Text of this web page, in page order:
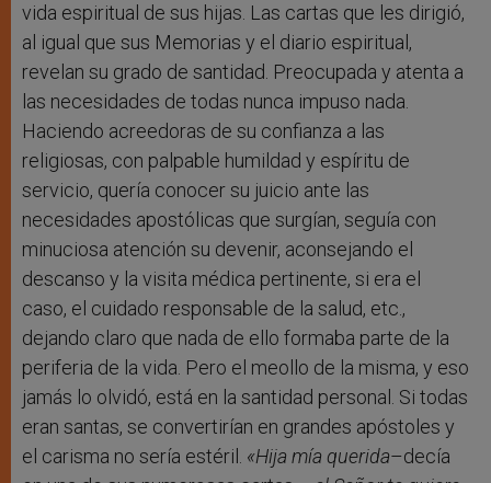
vida espiritual de sus hijas. Las cartas que les dirigió,
al igual que sus Memorias y el diario espiritual,
revelan su grado de santidad. Preocupada y atenta a
las necesidades de todas nunca impuso nada.
Haciendo acreedoras de su confianza a las
religiosas, con palpable humildad y espíritu de
servicio, quería conocer su juicio ante las
necesidades apostólicas que surgían, seguía con
minuciosa atención su devenir, aconsejando el
descanso y la visita médica pertinente, si era el
caso, el cuidado responsable de la salud, etc.,
dejando claro que nada de ello formaba parte de la
periferia de la vida. Pero el meollo de la misma, y eso
jamás lo olvidó, está en la santidad personal. Si todas
eran santas, se convertirían en grandes apóstoles y
el carisma no sería estéril. «Hija mía querida–decía